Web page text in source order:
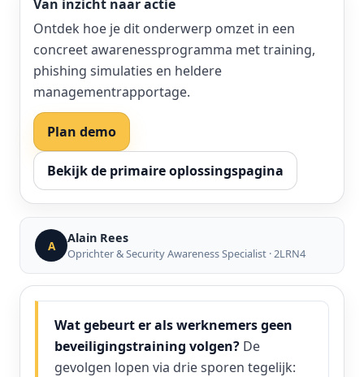
Van inzicht naar actie
Ontdek hoe je dit onderwerp omzet in een
concreet awarenessprogramma met training,
phishing simulaties en heldere
managementrapportage.
Plan demo
Bekijk de primaire oplossingspagina
A Alain Rees
Oprichter & Security Awareness Specialist · 2LRN4
Wat gebeurt er als werknemers geen
beveiligingstraining volgen? De
gevolgen lopen via drie sporen tegelijk: